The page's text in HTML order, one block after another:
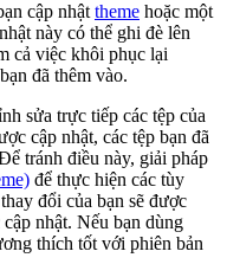
cập nhật theme hoặc một
này có thể ghi đè lên
cả việc khôi phục lại
đã thêm vào.
sửa trực tiếp các tệp của
cập nhật, các tệp bạn đã
tránh điều này, giải pháp
để thực hiện các tùy
đổi của bạn sẽ được
nhật. Nếu bạn dùng
thích tốt với phiên bản